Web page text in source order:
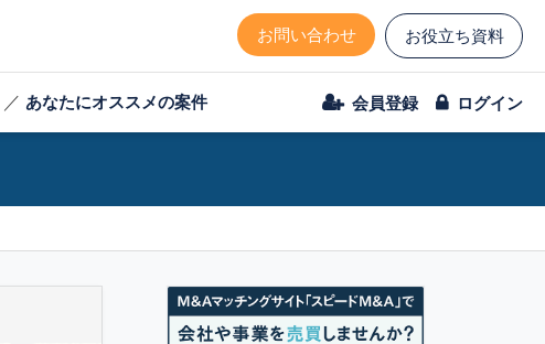
お問い合わせ お役立ち資料
／ あなたにオススメの案件 会員登録 ログイン